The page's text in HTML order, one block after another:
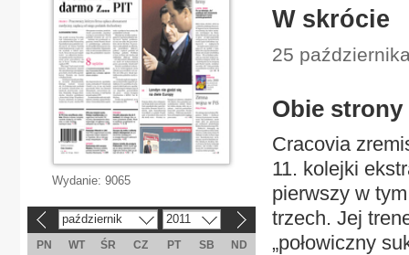
W skrócie
25
Obie
Cracovia
11. kolejki
pierwszy w
trzech. Jej
„połowiczny
Wydanie: 9065
październik 2011
PN WT ŚR CZ PT SB
ND